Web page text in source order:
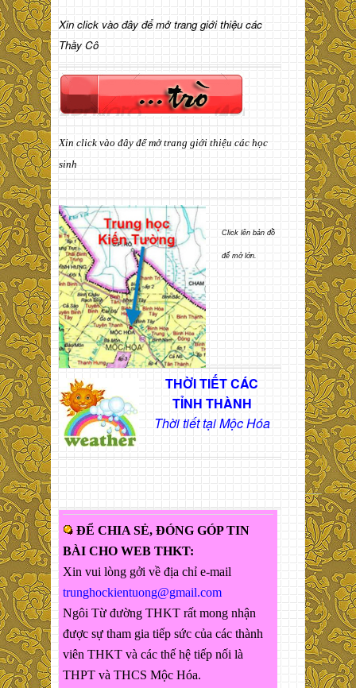
Xin click vào đây để mở trang giới thiệu các
Thầy Cô
Xin click vào đây để mở trang giới thiệu các học
sinh
Click lên bản đồ
để mở lớn.
THỜI TIẾT CÁC
TỈNH THÀNH
Thời tiết tại Mộc Hóa
ĐỂ CHIA SẺ, ĐÓNG GÓP TIN
BÀI CHO WEB THKT:
Xin vui lòng gởi về địa chỉ e-mail
trunghockientuong@gmail.com
Ngôi Từ đường THKT rất mong nhận
được sự tham gia tiếp sức của các thành
viên THKT và các thế hệ tiếp nối là
THPT và THCS Mộc Hóa.